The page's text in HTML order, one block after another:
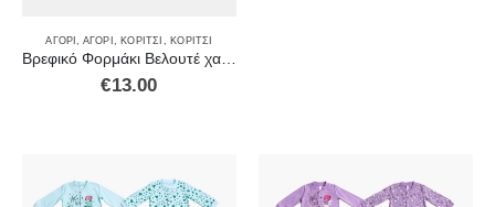
ΑΓΌΡΙ, ΑΓΌΡΙ , ΚΟΡΊΤΣΙ , ΚΟΡΊΤΣΙ
Βρεφικό Φορμάκι Βελουτέ χακί 2371202
€13.00